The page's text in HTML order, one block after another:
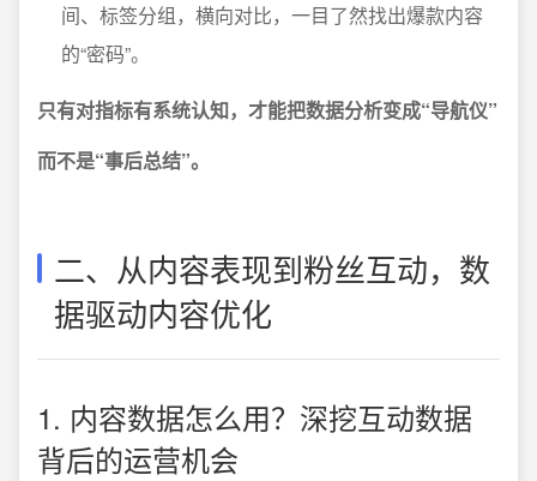
间、标签分组，横向对比，一目了然找出爆款内容
的“密码”。
只有对指标有系统认知，才能把数据分析变成“导航仪”
而不是“事后总结”。
二、从内容表现到粉丝互动，数
据驱动内容优化
1. 内容数据怎么用？深挖互动数据
背后的运营机会